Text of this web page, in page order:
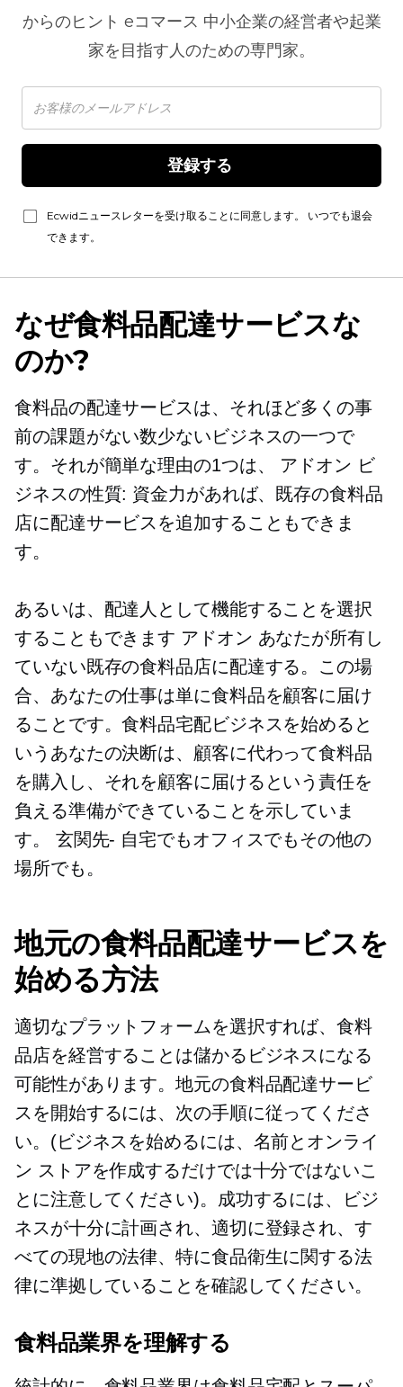
からのヒント eコマース 中小企業の経営者や起業
家を目指す人のための専門家。
Ecwidニュースレターを受け取ることに同意します。 いつでも退会
できます。
なぜ食料品配達サービスな
のか?
食料品の配達サービスは、それほど多くの事
前の課題がない数少ないビジネスの一つで
す。それが簡単な理由の1つは、 アドオン ビ
ジネスの性質: 資金力があれば、既存の食料品
店に配達サービスを追加することもできま
す。
あるいは、配達人として機能することを選択
することもできます アドオン あなたが所有し
ていない既存の食料品店に配達する。この場
合、あなたの仕事は単に食料品を顧客に届け
ることです。食料品宅配ビジネスを始めると
いうあなたの決断は、顧客に代わって食料品
を購入し、それを顧客に届けるという責任を
負える準備ができていることを示していま
す。 玄関先- 自宅でもオフィスでもその他の
場所でも。
地元の食料品配達サービスを
始める方法
適切なプラットフォームを選択すれば、食料
品店を経営することは儲かるビジネスになる
可能性があります。地元の食料品配達サービ
スを開始するには、次の手順に従ってくださ
い。(ビジネスを始めるには、名前とオンライ
ン ストアを作成するだけでは十分ではないこ
とに注意してください)。成功するには、ビジ
ネスが十分に計画され、適切に登録され、す
べての現地の法律、特に食品衛生に関する法
律に準拠していることを確認してください。
食料品業界を理解する